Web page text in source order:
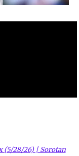
(5/28/26) | Sorotan